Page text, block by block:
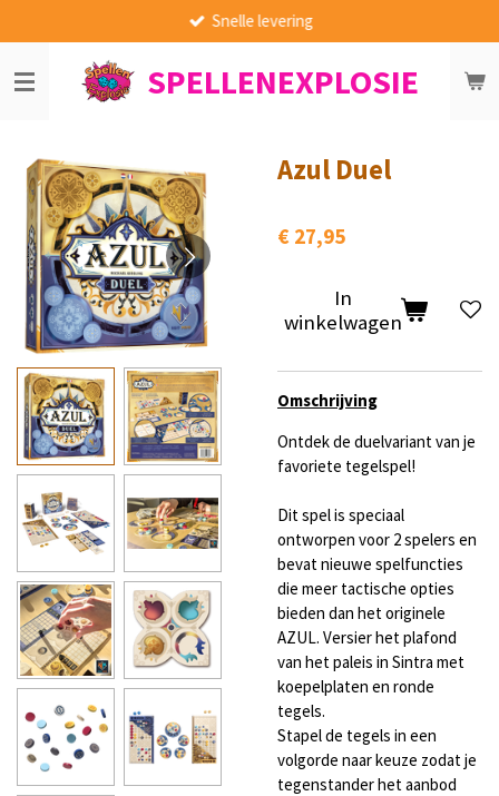
direct
naar
de
SPELLENEXPLOSIE
Snelle levering
Azul Duel
€ 27,95
In
winkelwagen
Omschrijving
Ontdek de duelvariant van je
favoriete tegelspel!
Dit spel is speciaal
ontworpen voor 2 spelers en
bevat nieuwe spelfuncties
die meer tactische opties
bieden dan het originele
AZUL. Versier het plafond
van het paleis in Sintra met
koepelplaten en ronde
tegels.
Stapel de tegels in een
volgorde naar keuze zodat je
tegenstander het aanbod